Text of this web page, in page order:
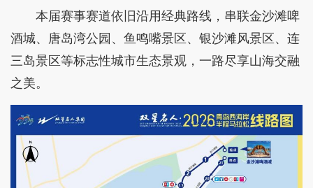
本届赛事赛道依旧沿用经典路线，串联金沙滩啤
酒城、唐岛湾公园、鱼鸣嘴景区、银沙滩风景区、连
三岛景区等标志性城市生态景观，一路尽享山海交融
之美。